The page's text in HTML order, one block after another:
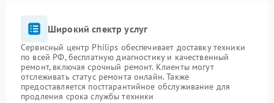
Широкий спектр услуг
Сервисный центр Philips обеспечивает доставку техники
по всей РФ, бесплатную диагностику и качественный
ремонт, включая срочный ремонт. Клиенты могут
отслеживать статус ремонта онлайн. Также
предоставляется постгарантийное обслуживание для
продления срока службы техники